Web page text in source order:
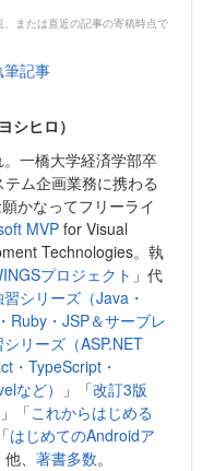
または直近の記事の寄稿時点で
筆記事
シヒロ）
一橋大学経済学部卒
ム企画業務に携わる
かなってフリーライ
MVPfor Visual
Technologies。執
プロジェクト 」代
習シリーズ（Java・
Ruby・JSP＆サーブレ
リーズ（ASP.NET
・TypeScript・
など）
」「改訂3版
」「これからはじめる
はじめてのAndroidア
他、 著書多数。